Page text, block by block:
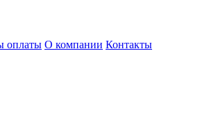
оплаты О компании Контакты